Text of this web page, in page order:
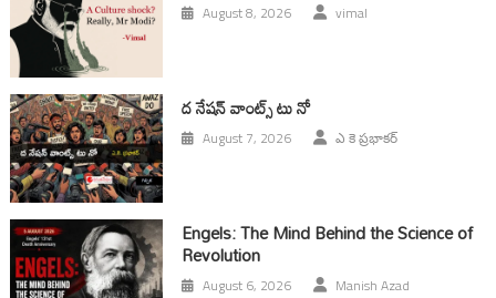
August 8, 2026 vimal
ద నేషన్ వాంట్స్ టు నో
August 7, 2026 ఎ కె ప్రభాకర్
Engels: The Mind Behind the Science of
Revolution
August 6, 2026 Manish Azad